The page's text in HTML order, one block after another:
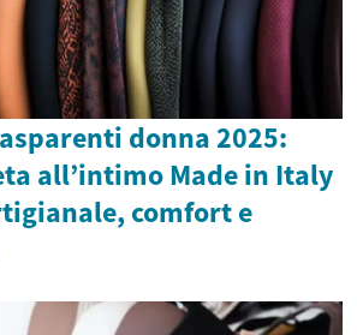
donna 2025:
all’intimo Made in Italy
comfort e